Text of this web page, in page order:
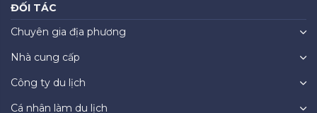
ĐỐI TÁC
Chuyên gia địa phương
Nhà cung cấp
Công ty du lịch
Cá nhân làm du lịch